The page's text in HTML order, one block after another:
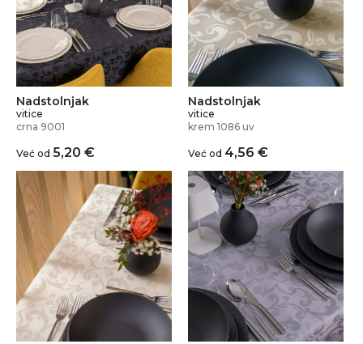
Nadstolnjak
vitice
crna 9001
Već od 5,20 €
Nadstolnjak
vitice
krem 1086 uv
Već od 4,56 €